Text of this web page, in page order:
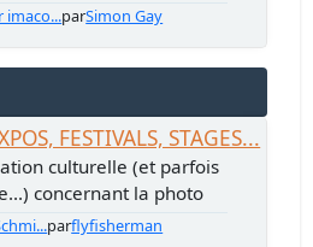
imaco...parSimon Gay
FESTIVALS, STAGES...
culturelle (et parfois
concernant la photo
parflyfisherman